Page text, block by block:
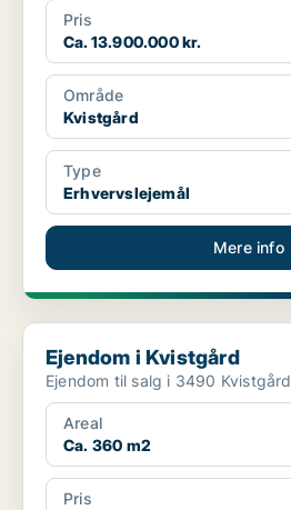
Pris
Ca. 13.900.000 kr.
Område
Kvistgård
Type
Erhvervslejemål
Mere info
Ejendom i Kvistgård
Ejendom i Kvistgård
Ejendom til salg i 3490 Kvistgård
Areal
Ca. 360 m2
Pris